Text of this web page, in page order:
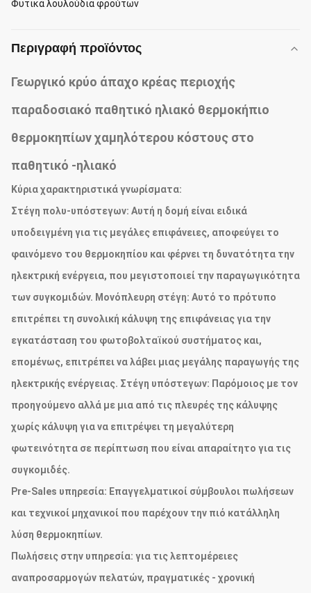
Φυτικά λουλούδια φρούτων
Περιγραφή προϊόντος
Γεωργικό κρύο άπαχο κρέας περιοχής
παραδοσιακό παθητικό ηλιακό θερμοκήπιο
θερμοκηπίων χαμηλότερου κόστους στο
παθητικό -ηλιακό
Κύρια χαρακτηριστικά γνωρίσματα:
Στέγη πολυ-υπόστεγων: Αυτή η δομή είναι ειδικά
υποδειγμένη για τις μεγάλες επιφάνειες, αποφεύγει το
φαινόμενο του θερμοκηπίου και φέρνει τη δυνατότητα την
ηλεκτρική ενέργεια, που μεγιστοποιεί την παραγωγικότητα
των συγκομιδών. Μονόπλευρη στέγη: Αυτό το πρότυπο
επιτρέπει τη συνολική κάλυψη της επιφάνειας για την
εγκατάσταση του φωτοβολταϊκού συστήματος και,
επομένως, επιτρέπει να λάβει μιας μεγάλης παραγωγής της
ηλεκτρικής ενέργειας. Στέγη υπόστεγων: Παρόμοιος με τον
προηγούμενο αλλά με μια από τις πλευρές της κάλυψης
χωρίς κάλυψη για να επιτρέψει τη μεγαλύτερη
φωτεινότητα σε περίπτωση που είναι απαραίτητο για τις
συγκομιδές.
Pre-Sales υπηρεσία: Επαγγελματικοί σύμβουλοι πωλήσεων
και τεχνικοί μηχανικοί που παρέχουν την πιό κατάλληλη
λύση θερμοκηπίων.
Πωλήσεις στην υπηρεσία: για τις λεπτομέρειες
αναπροσαρμογών πελατών, πραγματικές - χρονική